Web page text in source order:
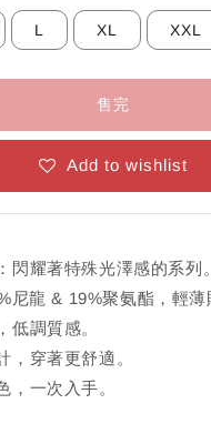
L XL XXL
售完
Add to wishlist
閃耀著特殊光澤感的系列。
尼龍 & 19%聚氨酯，輕薄
低調質感。
，穿著更舒適。
，一次入手。